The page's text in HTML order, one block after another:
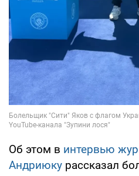
Об этом в интервью
Андриюку рассказал